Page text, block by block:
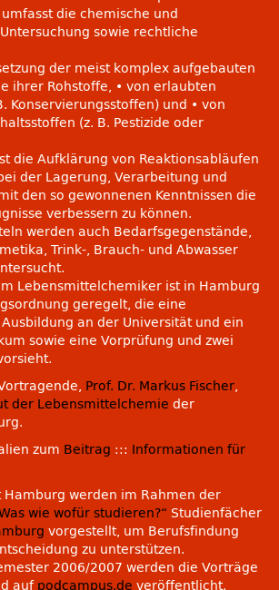
die chemische und
sowie rechtliche
der meist komplex aufgebauten
ihrer Rohstoffe, • von erlaubten
Konservierungsstoffen) und • von
(z. B. Pestizide oder
die Aufklärung von Reaktionsabläufen
der Lagerung, Verarbeitung und
den so gewonnenen Kenntnissen die
verbessern zu können.
werden auch Bedarfsgegenstände,
Trink-, Brauch- und Abwasser
Lebensmittelchemiker ist in Hamburg
geregelt, die eine
an der Universität und ein
sowie eine Vorprüfung und zwei
Prof. Dr. Markus Fischer,
der Lebensmittelchemie der
zum Beitrag ::: Informationen für
Hamburg werden im Rahmen der
wie wofür studieren?“ Studienfächer
vorgestellt, um Berufsfindung
zu unterstützen.
2006/2007 werden die Vorträge
auf podcampus.de veröffentlicht.